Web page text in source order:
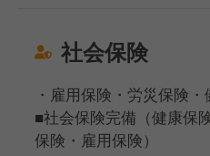
社会保険
・雇用保険・労災保険
■社会保険完備（健康保
保険・雇用保険）